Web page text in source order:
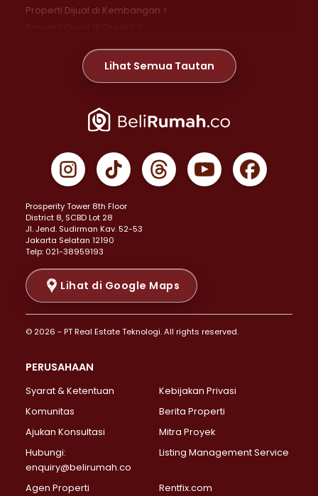
Properti Dijual di Kembangan >
Properti Dijual di Meruya >
Properti Dijual di Jelambar >
Properti Dijual di Jakarta Pusat >
Properti Dijual di Gambir >
Properti Dijual di Johar Baru >
Properti Dijual di Menteng >
Properti Dijual di Senen >
Properti Dijual di Tanah Abang >
Properti Dijual di Cikini >
Properti Dijual di Kramat >
Properti Dijual di Pasar Baru >
Properti Dijual di Bendungan Hilir >
Properti Dijual di Jakarta Selatan >
Properti Dijual di Lebak Bulus >
Properti Dijual di Gandaria Selatan >
Properti Dijual di Pondok Labu >
Properti Dijual di Lenteng Agung >
Properti Dijual di Senayan >
Properti Dijual di Pondok Pinang >
Lihat Semua Tautan
Prosperity Tower 8th Floor
District 8, SCBD Lot 28
JI. Jend. Sudirman Kav. 52-53
Jakarta Selatan 12190
Telp: 021-38959193
Lihat di Google Maps
© 2026 - PT Real Estate Teknologi. All rights reserved.
PERUSAHAAN
Syarat & Ketentuan
Kebijakan Privasi
Komunitas
Berita Properti
Ajukan Konsultasi
Mitra Proyek
Hubungi:
enquiry@belirumah.co
Listing Management Service
Agen Properti Rentfix.com